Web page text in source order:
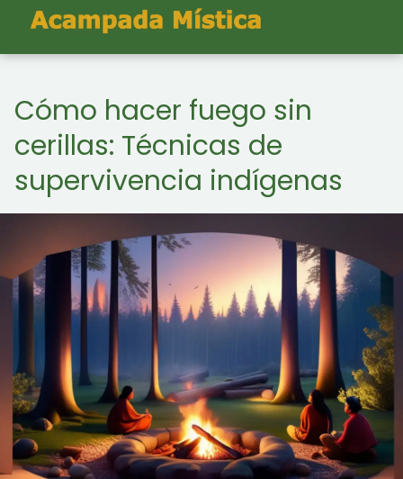
Cómo hacer fuego sin
cerillas: Técnicas de
supervivencia indígenas